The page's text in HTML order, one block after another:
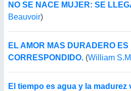
NO SE NACE MUJER: SE
Beauvoir)
EL AMOR MAS DURADERO ES
CORRESPONDIDO. (William
El tiempo es agua y la madurez